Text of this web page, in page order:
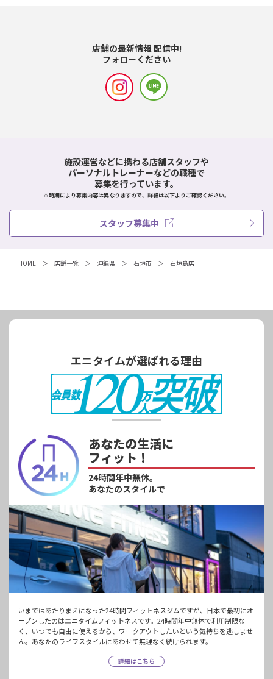
店舗の最新情報 配信中!
フォローください
施設運営などに携わる店舗スタッフや
パーソナルトレーナーなどの職種で
募集を行っています。
※時期により募集内容は異なりますので、詳細は以下よりご確認ください。
スタッフ募集中
HOME 店舗一覧 沖縄県 石垣市 石垣島店
エニタイムが選ばれる理由
あなたの生活に
フィット！
24時間年中無休。
あなたのスタイルで
いまではあたりまえになった24時間フィットネスジムですが、日本で最初にオ
ープンしたのはエニタイムフィットネスです。24時間年中無休で利用制限な
く、いつでも自由に使えるから、ワークアウトしたいという気持ちを逃しませ
ん。あなたのライフスタイルにあわせて無理なく続けられます。
詳細はこちら